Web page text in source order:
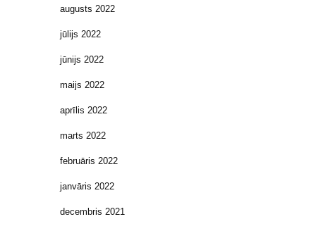
augusts 2022
jūlijs 2022
jūnijs 2022
maijs 2022
aprīlis 2022
marts 2022
februāris 2022
janvāris 2022
decembris 2021